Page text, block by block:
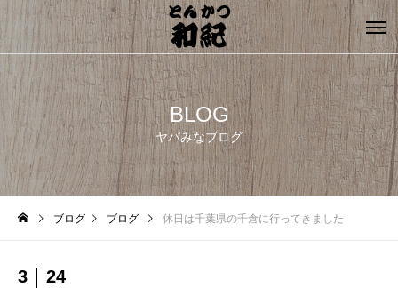
BLOG
ヤバみなブログ
ブログ ブログ 休日は千葉県の千倉に行ってきました
3 24